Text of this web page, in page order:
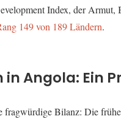
Index, der
149 von 189 Ländern.
in Angola: Ein
fragwürdige Bilanz: Die